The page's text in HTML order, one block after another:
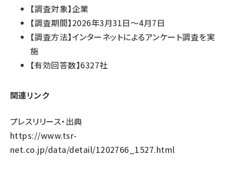
【調査対象】企業
【調査期間】2026年3月31日～4月7日
【調査方法】インターネットによるアンケート調査を実
施
【有効回答数】6327社
関連リンク
プレスリリース・出典
https://www.tsr-
net.co.jp/data/detail/1202766_1527.html